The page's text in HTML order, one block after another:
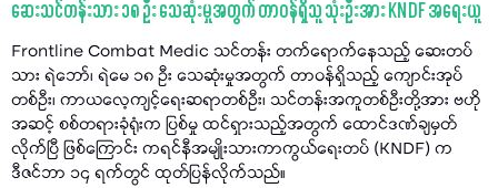
ဆေးသင်တန်းသား ၁၈ ဦး သေဆုံးမှုအတွက် တာဝန်ရှိသူ သုံးဦးအား KNDF အရေးယူ
Frontline Combat Medic သင်တန်း တက်ရောက်နေသည့် ဆေးတပ်
သား ရဲဘော်၊ ရဲမေ ၁၈ ဦး သေဆုံးမှုအတွက် တာဝန်ရှိသည့် ကျောင်းအုပ်
တစ်ဦး၊ ကာယလေ့ကျင့်ရေးဆရာတစ်ဦး၊ သင်တန်းအကူတစ်ဦးတို့အား ဗဟို
အဆင့် စစ်တရားခုံရုံးက ပြစ်မှု ထင်ရှားသည့်အတွက် ထောင်ဒဏ်ချမှတ်
လိုက်ပြီ ဖြစ်ကြောင်း ကရင်နီအမျိုးသားကာကွယ်ရေးတပ် (KNDF) က
ဒီဇင်ဘာ ၁၄ ရက်တွင် ထုတ်ပြန်လိုက်သည်။